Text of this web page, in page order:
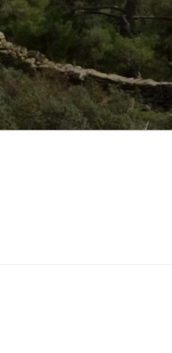
Saltar
al
contenido